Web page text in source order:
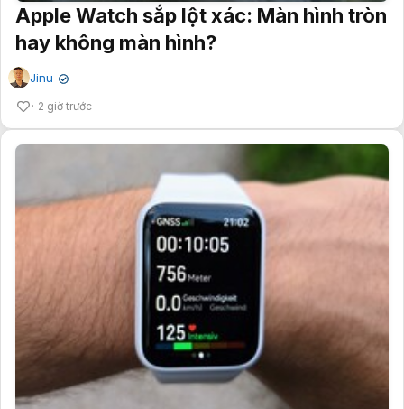
Apple Watch sắp lột xác: Màn hình tròn
hay không màn hình?
Jinu ✔
2 giờ trước